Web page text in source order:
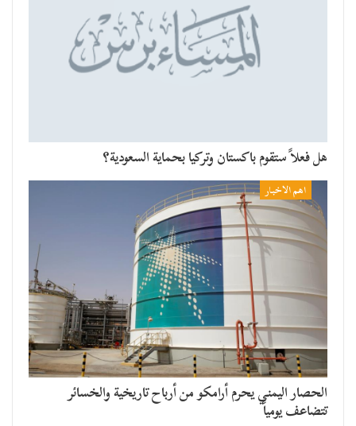
هل فعلاً ستقوم باكستان وتركيا بحماية السعودية؟
اهم الاخبار
الحصار اليمني يحرم أرامكو من أرباح تاريخية والخسائر
تتضاعف يومياً